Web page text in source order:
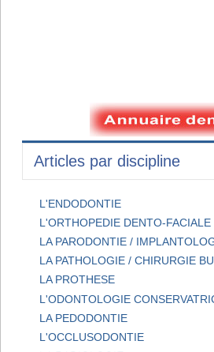
Articles par discipline
L'ENDODONTIE
L'ORTHOPEDIE DENTO-FACIALE
LA PARODONTIE /
LA PATHOLOGIE / CHIRURGIE
LA PROTHESE
L'ODONTOLOGIE
LA PEDODONTIE
L'OCCLUSODONTIE